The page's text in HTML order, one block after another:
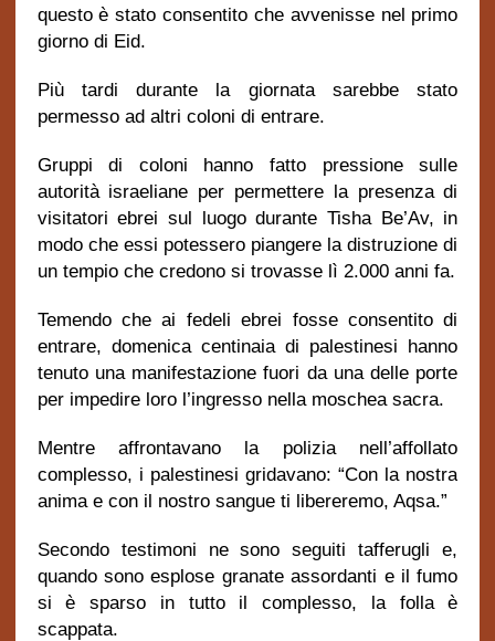
questo è stato consentito che avvenisse nel primo
giorno di Eid.
Più tardi durante la giornata sarebbe stato
permesso ad altri coloni di entrare.
Gruppi di coloni hanno fatto pressione sulle
autorità israeliane per permettere la presenza di
visitatori ebrei sul luogo durante Tisha Be’Av, in
modo che essi potessero piangere la distruzione di
un tempio che credono si trovasse lì 2.000 anni fa.
Temendo che ai fedeli ebrei fosse consentito di
entrare, domenica centinaia di palestinesi hanno
tenuto una manifestazione fuori da una delle porte
per impedire loro l’ingresso nella moschea sacra.
Mentre affrontavano la polizia nell’affollato
complesso, i palestinesi gridavano: “Con la nostra
anima e con il nostro sangue ti libereremo, Aqsa.”
Secondo testimoni ne sono seguiti tafferugli e,
quando sono esplose granate assordanti e il fumo
si è sparso in tutto il complesso, la folla è
scappata.